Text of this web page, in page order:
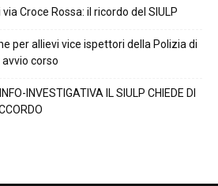
Croce Rossa: il ricordo del SIULP
per allievi vice ispettori della Polizia di
corso
INVESTIGATIVA IL SIULP CHIEDE DI